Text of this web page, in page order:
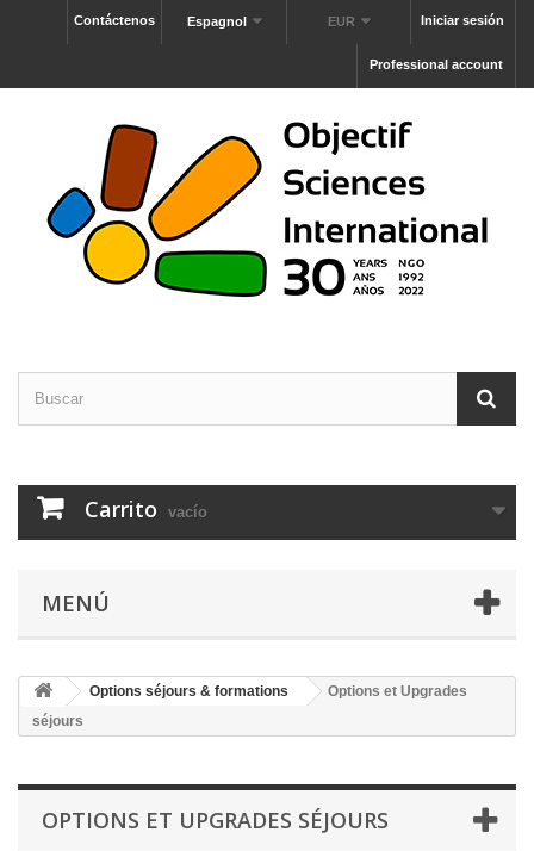
Iniciar sesión
EUR
Espagnol
Contáctenos
Professional account
Carrito vacío
MENÚ
Options séjours & formations
Options et Upgrades
séjours
OPTIONS ET UPGRADES SÉJOURS